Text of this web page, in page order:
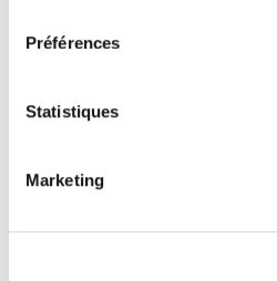
Préférences
Statistiques
Marketing
'Fatal...